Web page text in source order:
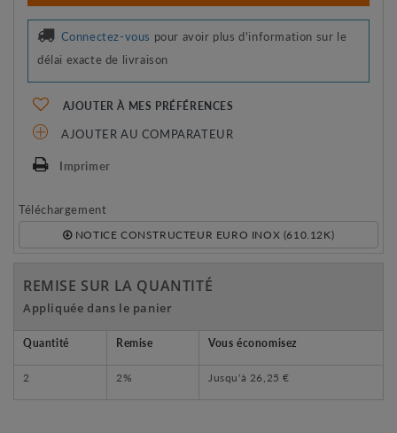
Connectez-vous pour avoir plus d'information sur le
délai exacte de livraison
AJOUTER À MES PRÉFÉRENCES
AJOUTER AU COMPARATEUR
Imprimer
Téléchargement
NOTICE CONSTRUCTEUR EURO INOX (610.12K)
REMISE SUR LA QUANTITÉ
Appliquée dans le panier
Quantité Remise Vous économisez
2 2% Jusqu'à 26,25 €